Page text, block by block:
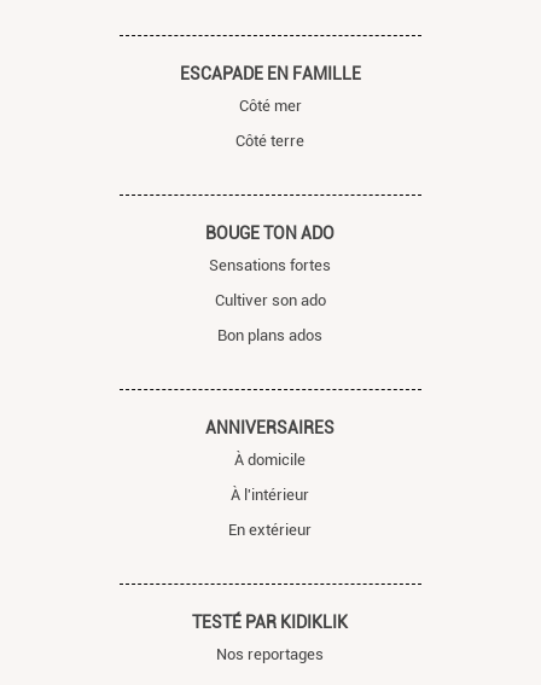
ESCAPADE EN FAMILLE
Côté mer
Côté terre
BOUGE TON ADO
Sensations fortes
Cultiver son ado
Bon plans ados
ANNIVERSAIRES
À domicile
À l'intérieur
En extérieur
TESTÉ PAR KIDIKLIK
Nos reportages